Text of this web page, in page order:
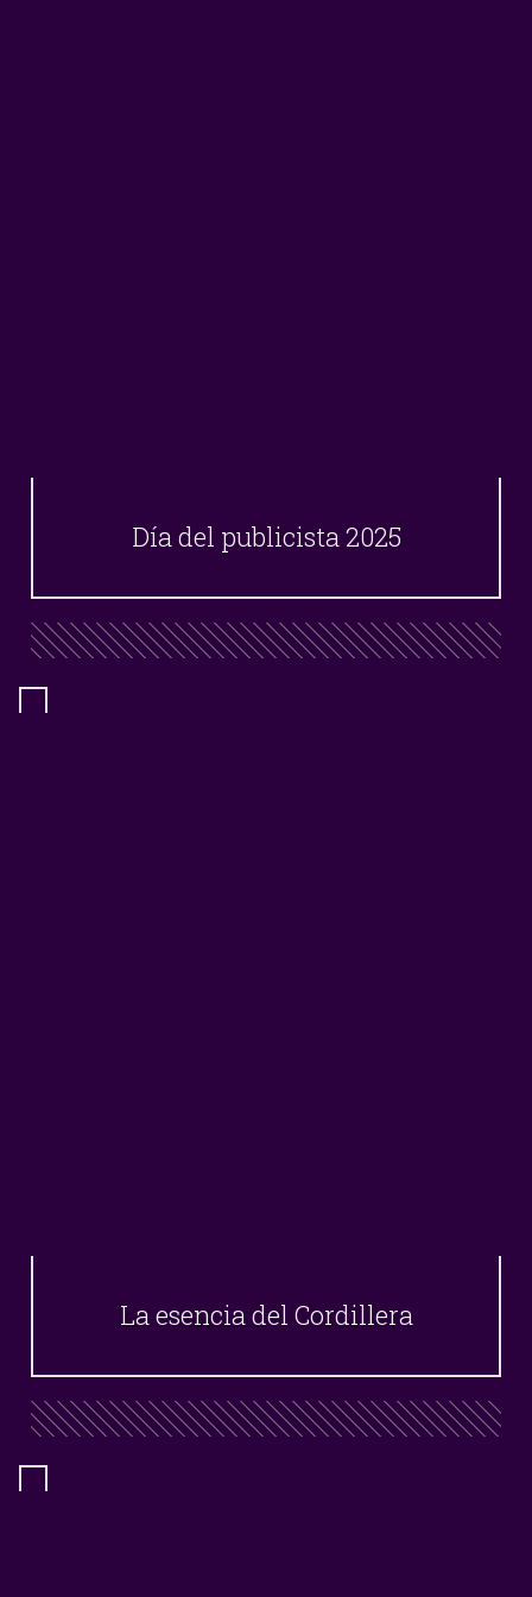
Día del publicista 2025
La esencia del Cordillera